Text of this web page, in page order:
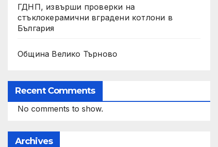
ГДНП, извърши проверки на
стъклокерамични вградени котлони в
България
Община Велико Търново
Recent Comments
No comments to show.
Archives